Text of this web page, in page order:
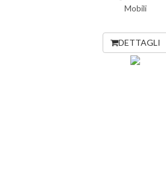
Mobili
DETTAGLI